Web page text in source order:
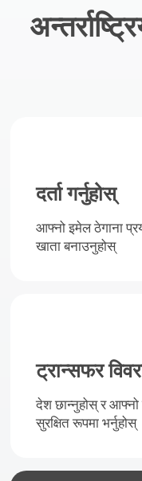
दर्ता गर्नुहोस्
आफ्नो इमेल ठेगाना
खाता बनाउनुहोस्
ट्रान्सफर
देश छान्नुहोस् र आफ्नो
सुरक्षित रूपमा भर्नुहोस्